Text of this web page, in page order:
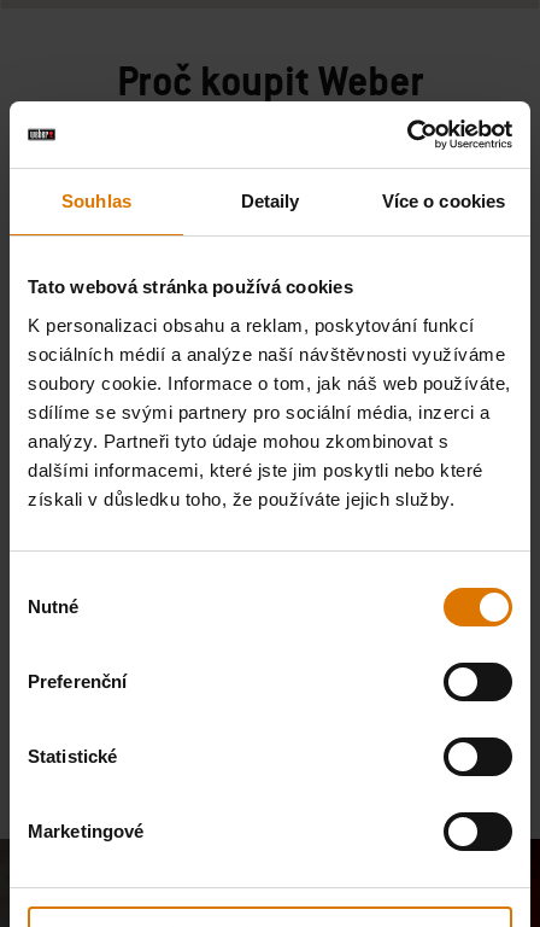
Souhlas Detaily Více o cookies
Tato webová stránka používá cookies
K personalizaci obsahu a reklam, poskytování funkcí
sociálních médií a analýze naší návštěvnosti využíváme
soubory cookie. Informace o tom, jak náš web používáte,
sdílíme se svými partnery pro sociální média, inzerci a
analýzy. Partneři tyto údaje mohou zkombinovat s
dalšími informacemi, které jste jim poskytli nebo které
získali v důsledku toho, že používáte jejich služby.
souhlasu
Nutné
Preferenční
Statistické
Marketingové
Proč koupit Weber
DOPRAVA A VRÁCENÍ ZDARMA
Přidej se k nám a získej